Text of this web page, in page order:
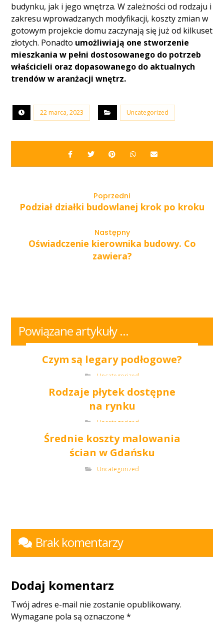
budynku, jak i jego wnętrza. W zależności od rodzaju i
zakresu wprowadzanych modyfikacji, koszty zmian w
gotowym projekcie domu zaczynają się już od kilkuset
złotych. Ponadto umożliwiają one stworzenie
mieszkania w pełni dostosowanego do potrzeb
właścicieli oraz dopasowanego do aktualnych
trendów w aranżacji wnętrz.
22 marca, 2023 Uncategorized
Poprzedni
Podział działki budowlanej krok po kroku
Następny
Oświadczenie kierownika budowy. Co
zawiera?
Powiązane artykuły ...
Czym są legary podłogowe?
Uncategorized
Rodzaje płytek dostępne
na rynku
Uncategorized
Średnie koszty malowania
ścian w Gdańsku
Uncategorized
Brak komentarzy
Dodaj komentarz
Twój adres e-mail nie zostanie opublikowany.
Wymagane pola są oznaczone*